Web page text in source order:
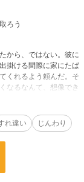
ろう
から、ではない。彼に
掛ける間際に家にたば
くれるよう頼んだ。そ
なるなんて、想像でき
れ違い じんわり